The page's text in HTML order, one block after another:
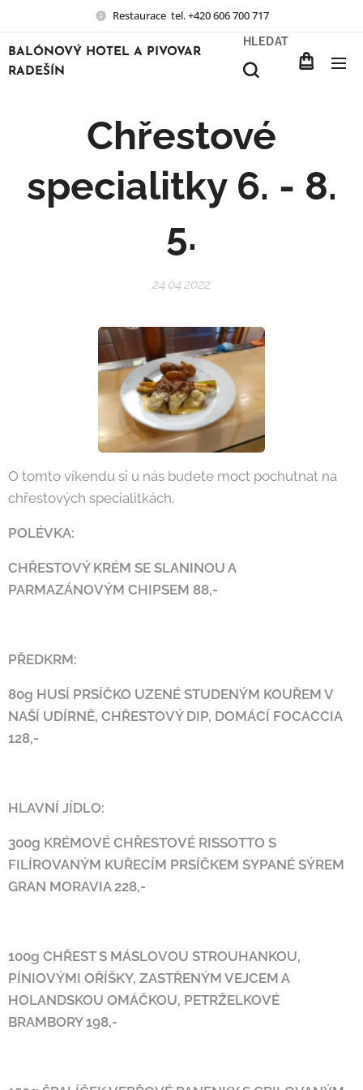
Restaurace tel. +420 606 700 717
BALÓNOVÝ HOTEL A PIVOVAR
RADEŠÍN
HLEDAT
Chřestové
specialitky 6. - 8.
5.
24.04.2022
O tomto víkendu si u nás budete moct pochutnat na
chřestových specialitkách.
POLÉVKA:
CHŘESTOVÝ KRÉM SE SLANINOU A
PARMAZÁNOVÝM CHIPSEM 88,-
PŘEDKRM:
80g HUSÍ PRSÍČKO UZENÉ STUDENÝM KOUŘEM V
NAŠÍ UDÍRNĚ, CHŘESTOVÝ DIP, DOMÁCÍ FOCACCIA
128,-
HLAVNÍ JÍDLO:
300g KRÉMOVÉ CHŘESTOVÉ RISSOTTO S
FILÍROVANÝM KUŘECÍM PRSÍČKEM SYPANÉ SÝREM
GRAN MORAVIA 228,-
100g CHŘEST S MÁSLOVOU STROUHANKOU,
PÍNIOVÝMI OŘÍŠKY, ZASTŘENÝM VEJCEM A
HOLANDSKOU OMÁČKOU, PETRŽELKOVÉ
BRAMBORY 198,-